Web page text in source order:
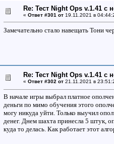
Re: Тест Night Ops v.1.41 с
« Ответ #301 от19.11.2021 в
Замечательно стало навещать Тони
Re: Тест Night Ops v.1.41 с
« Ответ #302 от21.11.2021 в
В начале игры выбрал платное
деньги по мимо обучения этого
могу никуда уйти. Только выучил
денег. Днем шахта принесла 5 штук,
куда то делась. Как работает этот